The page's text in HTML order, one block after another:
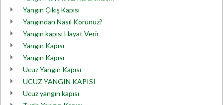
Yangın Çıkış Kapısı
Yangından Nasıl Korunuz?
Yangın kapısı Hayat Verir
Yangın Kapısı
Yangın Kapısı
Ucuz Yangın Kapısı
UCUZ YANGIN KAPISI
Ucuz yangın kapısı